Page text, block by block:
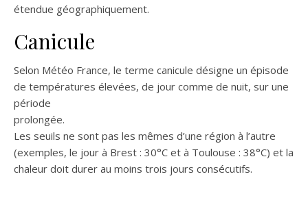
étendue géographiquement.
Canicule
Selon Météo France, le terme canicule désigne un épisode
de températures élevées, de jour comme de nuit, sur une
période
prolongée.
Les seuils ne sont pas les mêmes d’une région à l’autre
(exemples, le jour à Brest : 30°C et à Toulouse : 38°C) et la
chaleur doit durer au moins trois jours consécutifs.